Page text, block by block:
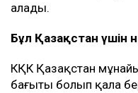
алады.
Бұл Қазақстан үшін
КҚК Қазақстан
бағыты болып қала